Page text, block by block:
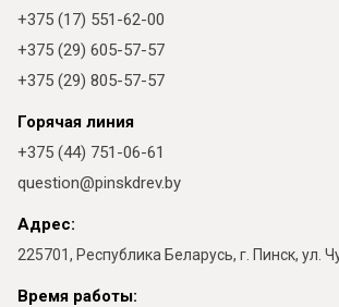
+375 (17) 551-62-00
+375 (29) 605-57-57
+375 (29) 805-57-57
Горячая линия
+375 (44) 751-06-61
question@pinskdrev.by
Адрес:
225701, Республика Беларусь, г. Пинск, ул.
Время работы: